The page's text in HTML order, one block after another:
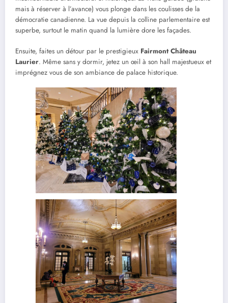
mais à réserver à l’avance) vous plonge dans les coulisses de la
démocratie canadienne. La vue depuis la colline parlementaire est
superbe, surtout le matin quand la lumière dore les façades.
Ensuite, faites un détour par le prestigieux Fairmont Château
Laurier. Même sans y dormir, jetez un œil à son hall majestueux et
imprégnez vous de son ambiance de palace historique.